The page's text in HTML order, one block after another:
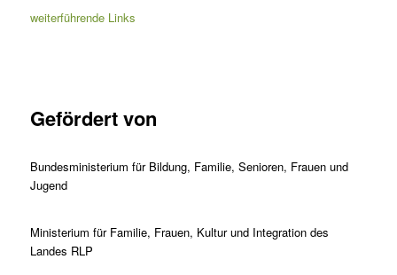
weiterführende Links
Gefördert von
Bundesministerium für Bildung, Familie, Senioren, Frauen und
Jugend
Ministerium für Familie, Frauen, Kultur und Integration des
Landes RLP